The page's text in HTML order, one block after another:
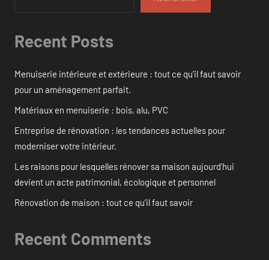
Recent Posts
Menuiserie intérieure et extérieure : tout ce qu’il faut savoir
pour un aménagement parfait.
Matériaux en menuiserie : bois, alu, PVC
Entreprise de rénovation : les tendances actuelles pour
moderniser votre intérieur.
Les raisons pour lesquelles rénover sa maison aujourd’hui
devient un acte patrimonial, écologique et personnel
Rénovation de maison : tout ce qu’il faut savoir
Recent Comments